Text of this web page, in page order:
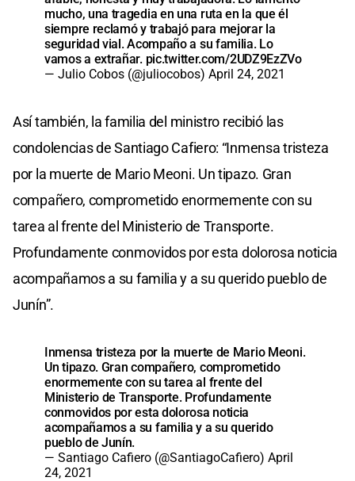
mucho, una tragedia en una ruta en la que él
siempre reclamó y trabajó para mejorar la
seguridad vial. Acompaño a su familia. Lo
vamos a extrañar. pic.twitter.com/2UDZ9EzZVo
— Julio Cobos (@juliocobos) April 24, 2021
Así también, la familia del ministro recibió las
condolencias de Santiago Cafiero: “Inmensa tristeza
por la muerte de Mario Meoni. Un tipazo. Gran
compañero, comprometido enormemente con su
tarea al frente del Ministerio de Transporte.
Profundamente conmovidos por esta dolorosa noticia
acompañamos a su familia y a su querido pueblo de
Junín”.
Inmensa tristeza por la muerte de Mario Meoni.
Un tipazo. Gran compañero, comprometido
enormemente con su tarea al frente del
Ministerio de Transporte. Profundamente
conmovidos por esta dolorosa noticia
acompañamos a su familia y a su querido
pueblo de Junín.
— Santiago Cafiero (@SantiagoCafiero) April
24, 2021